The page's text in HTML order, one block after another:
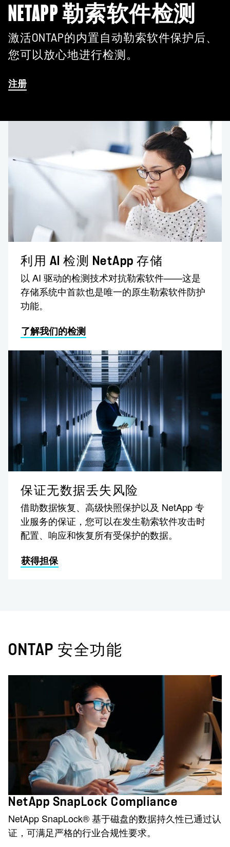
NETAPP 勒索软件检测
激活ONTAP的内置自动勒索软件保护后、
您可以放心地进行检测。
注册
利用 AI 检测 NetApp 存储
以 AI 驱动的检测技术对抗勒索软件——这是
存储系统中首款也是唯一的原生勒索软件防护
功能。
了解我们的检测
保证无数据丢失风险
借助数据恢复、高级快照保护以及 NetApp 专
业服务的保证，您可以在发生勒索软件攻击时
配置、响应和恢复所有受保护的数据。
获得担保
ONTAP 安全功能
NetApp SnapLock Compliance
NetApp SnapLock® 基于磁盘的数据持久性已通过认
证，可满足严格的行业合规性要求。